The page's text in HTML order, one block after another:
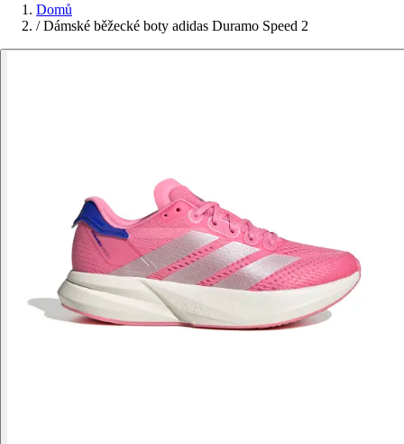
Domů
/ Dámské běžecké boty adidas Duramo Speed 2